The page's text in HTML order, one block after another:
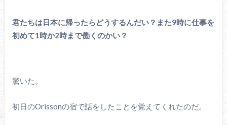
君たちは日本に帰ったらどうするんだい？また9時に仕事を
初めて1時か2時まで働くのかい？
驚いた。
初日のOrissonの宿で話をしたことを覚えてくれたのだ。